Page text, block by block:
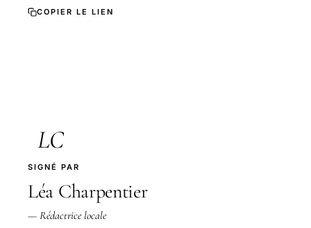
COPIER LE LIEN
LC
SIGNÉ PAR
Léa Charpentier
— Rédactrice locale